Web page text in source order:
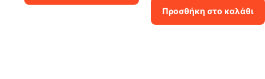
52.50€.
35.00€.είναι:
24.50€.
Προσθήκη στο καλάθι